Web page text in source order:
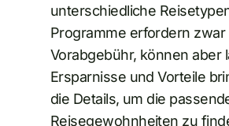
unterschiedliche
Programme erfordern zwar
Vorabgebühr, können aber
Ersparnisse und Vorteile
die Details, um die
Reisegewohnheiten zu